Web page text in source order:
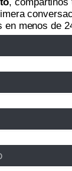
en menos de